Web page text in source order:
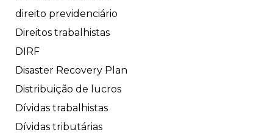
direito previdenciário
Direitos trabalhistas
DIRF
Disaster Recovery Plan
Distribuição de lucros
Dívidas trabalhistas
Dívidas tributárias